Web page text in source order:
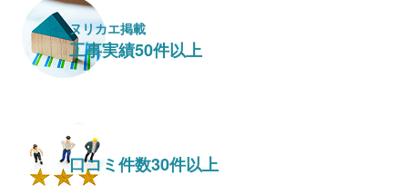
ヌリカエ掲載
工事実績50件以上
口コミ件数30件以上